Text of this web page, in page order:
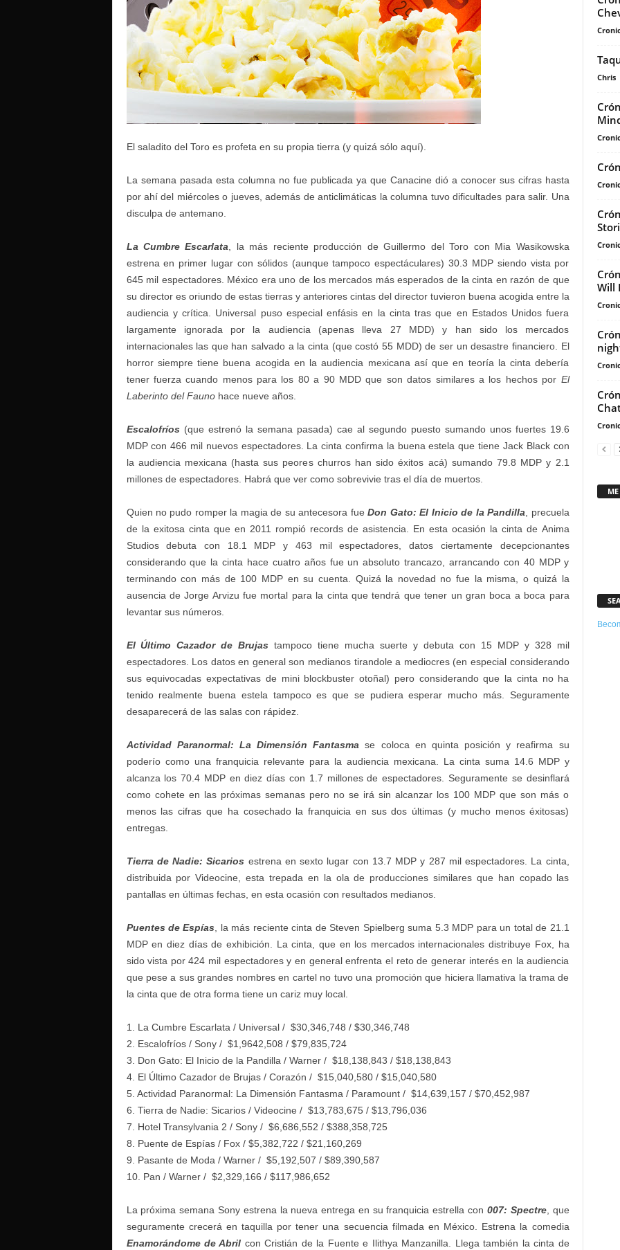
El saladito del Toro es profeta en su propia tierra (y quizá sólo aquí).
La semana pasada esta columna no fue publicada ya que Canacine dió a conocer sus cifras hasta
por ahí del miércoles o jueves, además de anticlimáticas la columna tuvo dificultades para salir. Una
disculpa de antemano.
La Cumbre Escarlata, la más reciente producción de Guillermo del Toro con Mia Wasikowska
estrena en primer lugar con sólidos (aunque tampoco espectáculares) 30.3 MDP siendo vista por
645 mil espectadores. México era uno de los mercados más esperados de la cinta en razón de que
su director es oriundo de estas tierras y anteriores cintas del director tuvieron buena acogida entre la
audiencia y crítica. Universal puso especial enfásis en la cinta tras que en Estados Unidos fuera
largamente ignorada por la audiencia (apenas lleva 27 MDD) y han sido los mercados
internacionales las que han salvado a la cinta (que costó 55 MDD) de ser un desastre financiero. El
horror siempre tiene buena acogida en la audiencia mexicana así que en teoría la cinta debería
tener fuerza cuando menos para los 80 a 90 MDD que son datos similares a los hechos por El
Laberinto del Faunohace nueve años.
Escalofríos(que estrenó la semana pasada) cae al segundo puesto sumando unos fuertes 19.6
MDP con 466 mil nuevos espectadores. La cinta confirma la buena estela que tiene Jack Black con
la audiencia mexicana (hasta sus peores churros han sido éxitos acá) sumando 79.8 MDP y 2.1
millones de espectadores. Habrá que ver como sobrevivie tras el día de muertos.
Quien no pudo romper la magia de su antecesora fueDon Gato: El Inicio de la Pandilla, precuela
de la exitosa cinta que en 2011 rompió records de asistencia. En esta ocasión la cinta de Anima
Studios debuta con 18.1 MDP y 463 mil espectadores, datos ciertamente decepcionantes
considerando que la cinta hace cuatro años fue un absoluto trancazo, arrancando con 40 MDP y
terminando con más de 100 MDP en su cuenta. Quizá la novedad no fue la misma, o quizá la
ausencia de Jorge Arvizu fue mortal para la cinta que tendrá que tener un gran boca a boca para
levantar sus números.
El Último Cazador de Brujas tampoco tiene mucha suerte y debuta con 15 MDP y 328 mil
espectadores. Los datos en general son medianos tirandole a mediocres (en especial considerando
sus equivocadas expectativas de mini blockbuster otoñal) pero considerando que la cinta no ha
tenido realmente buena estela tampoco es que se pudiera esperar mucho más. Seguramente
desaparecerá de las salas con rápidez.
Actividad Paranormal: La Dimensión Fantasma se coloca en quinta posición y reafirma su
poderío como una franquicia relevante para la audiencia mexicana. La cinta suma 14.6 MDP y
alcanza los 70.4 MDP en diez días con 1.7 millones de espectadores. Seguramente se desinflará
como cohete en las próximas semanas pero no se irá sin alcanzar los 100 MDP que son más o
menos las cifras que ha cosechado la franquicia en sus dos últimas (y mucho menos éxitosas)
entregas.
Tierra de Nadie: Sicarios estrena en sexto lugar con 13.7 MDP y 287 mil espectadores. La cinta,
distribuida por Videocine, esta trepada en la ola de producciones similares que han copado las
pantallas en últimas fechas, en esta ocasión con resultados medianos.
Puentes de Espías, la más reciente cinta de Steven Spielberg suma 5.3 MDP para un total de 21.1
MDP en diez días de exhibición. La cinta, que en los mercados internacionales distribuye Fox, ha
sido vista por 424 mil espectadores y en general enfrenta el reto de generar interés en la audiencia
que pese a sus grandes nombres en cartel no tuvo una promoción que hiciera llamativa la trama de
la cinta que de otra forma tiene un cariz muy local.
1. La Cumbre Escarlata / Universal / $30,346,748 / $30,346,748
2. Escalofríos / Sony / $1,9642,508 / $79,835,724
3. Don Gato: El Inicio de la Pandilla / Warner / $18,138,843 / $18,138,843
4. El Último Cazador de Brujas / Corazón / $15,040,580 / $15,040,580
5. Actividad Paranormal: La Dimensión Fantasma / Paramount / $14,639,157 / $70,452,987
6. Tierra de Nadie: Sicarios / Videocine / $13,783,675 / $13,796,036
7. Hotel Transylvania 2 / Sony / $6,686,552 / $388,358,725
8. Puente de Espías / Fox / $5,382,722 / $21,160,269
9. Pasante de Moda / Warner / $5,192,507 / $89,390,587
10. Pan / Warner / $2,329,166 / $117,986,652
La próxima semana Sony estrena la nueva entrega en su franquicia estrella con 007: Spectre, que
seguramente crecerá en taquilla por tener una secuencia filmada en México. Estrena la comedia
Enamorándome de Abril con Cristián de la Fuente e Ilithya Manzanilla. Llega también la cinta de
Chris
Will